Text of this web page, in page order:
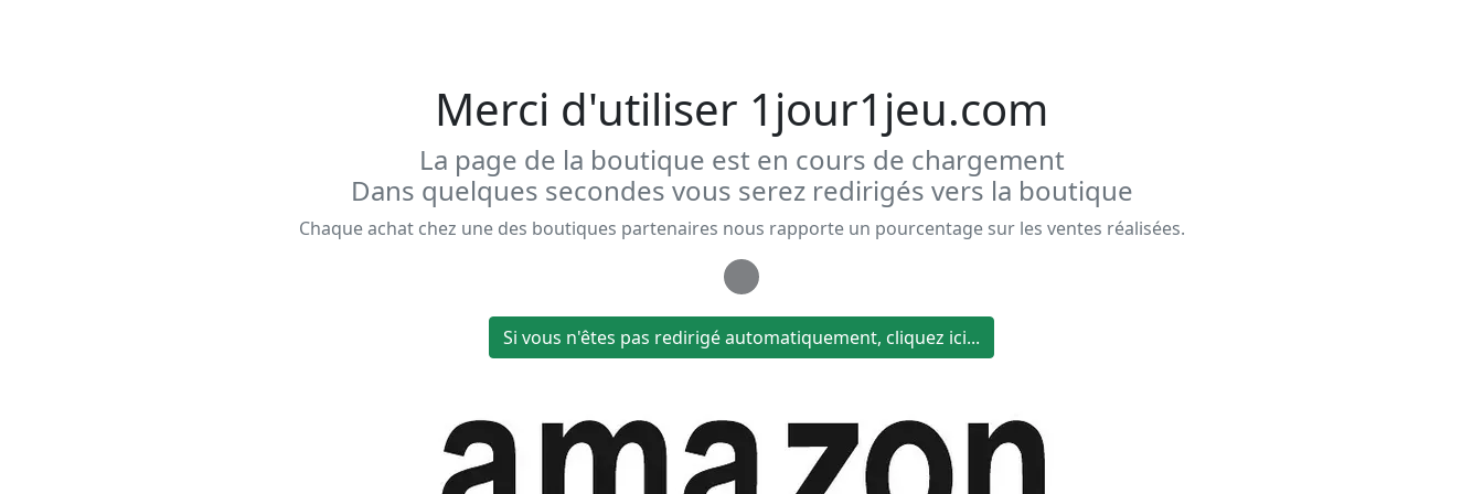
Merci d'utiliser 1jour1jeu.com
La page de la boutique est en cours de chargement
Dans quelques secondes vous serez redirigés vers la boutique
Chaque achat chez une des boutiques partenaires nous rapporte un pourcentage sur les ventes réalisées.
Loading...
Si vous n'êtes pas redirigé automatiquement, cliquez ici...